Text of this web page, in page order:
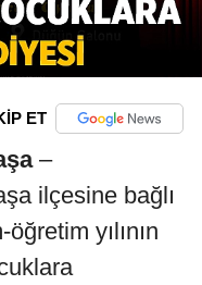
ET
–
ilçesine bağlı
yılının